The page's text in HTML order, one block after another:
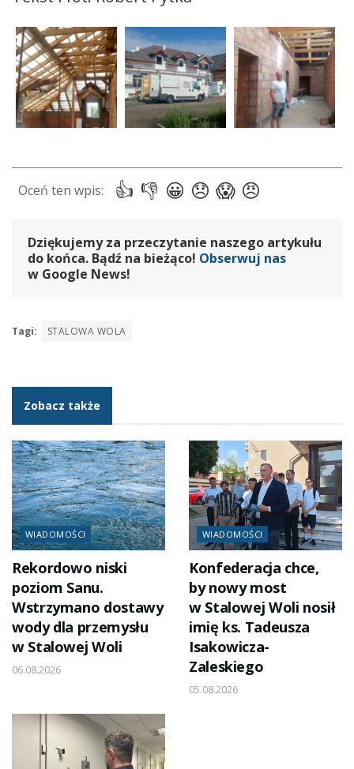
Dziękujemy za przeczytanie naszego artykułu
do końca. Bądź na bieżąco! Obserwuj nas
w Google News!
Tagi: STALOWA WOLA
Zobacz także
WIADOMOŚCI
Rekordowo niski
poziom Sanu.
Wstrzymano dostawy
wody dla przemysłu
w Stalowej Woli
06.08.2026
WIADOMOŚCI
Konfederacja chce,
by nowy most
w Stalowej Woli nosił
imię ks. Tadeusza
Isakowicza-
Zaleskiego
05.08.2026